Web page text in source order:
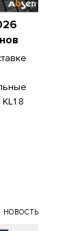
НОВОСТЬ